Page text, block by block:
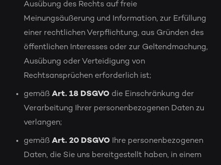
Ausübung des Rechts auf freie
Meinungsäußerung und Information, zur Erfüllung
einer rechtlichen Verpflichtung, aus Gründen des
öffentlichen Interesses oder zur Geltendmachung,
Ausübung oder Verteidigung von
Rechtsansprüchen erforderlich ist;
gemäß Art. 18 DSGVO die Einschränkung der
Verarbeitung Ihrer personenbezogenen Daten zu
verlangen;
gemäß Art. 20 DSGVO Ihre personenbezogenen
Daten, die Sie uns bereitgestellt haben, in einem